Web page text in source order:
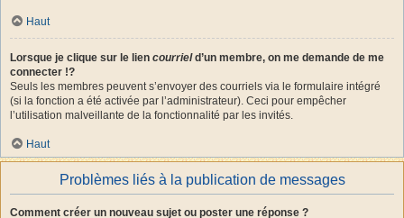
Haut
Lorsque je clique sur le lien courrield’un membre, on me demande de me
connecter !?
Seuls les membres peuvent s’envoyer des courriels via le formulaire intégré
(si la fonction a été activée par l’administrateur). Ceci pour empêcher
l’utilisation malveillante de la fonctionnalité par les invités.
Haut
Problèmes liés à la publication de messages
Comment créer un nouveau sujet ou poster une réponse ?